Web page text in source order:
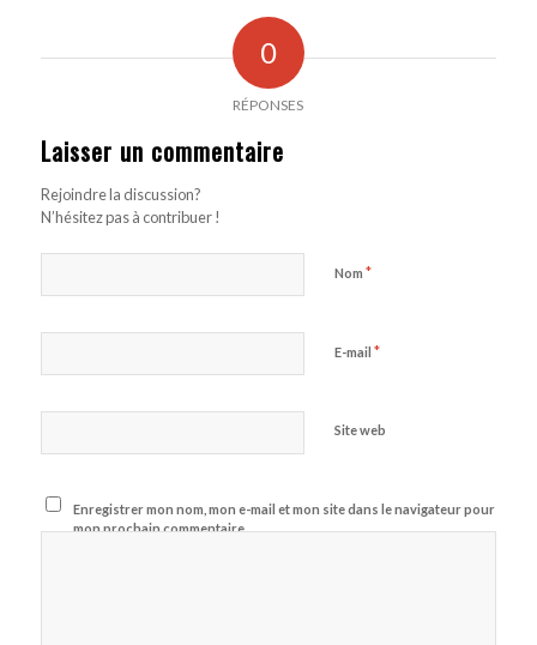
0
RÉPONSES
Laisser un commentaire
Rejoindre la discussion?
N’hésitez pas à contribuer !
Nom *
E-mail *
Site web
Enregistrer mon nom, mon e-mail et mon site dans le navigateur pour
mon prochain commentaire.